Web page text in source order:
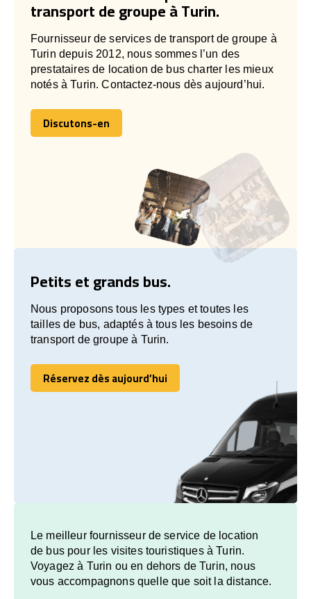
transport de groupe à Turin.
Fournisseur de services de transport de groupe à
Turin depuis 2012, nous sommes l’un des
prestataires de location de bus charter les mieux
notés à Turin. Contactez-nous dès aujourd’hui.
Discutons-en
Discutons-en
Petits et grands bus.
Nous proposons tous les types et toutes les
tailles de bus, adaptés à tous les besoins de
transport de groupe à Turin.
Réservez dès aujourd’hui
Réservez dès aujourd’hui
Le meilleur fournisseur de service de location
de bus pour les visites touristiques à Turin.
Voyagez à Turin ou en dehors de Turin, nous
vous accompagnons quelle que soit la distance.